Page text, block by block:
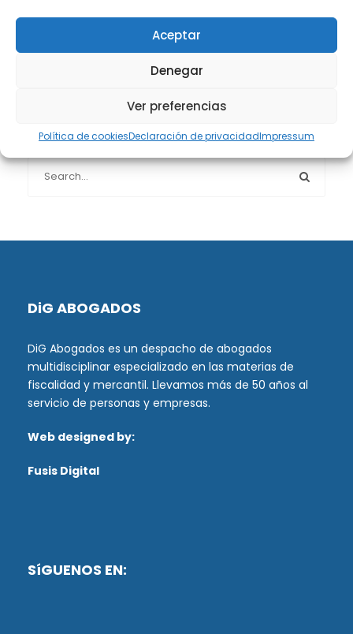
Aceptar
Denegar
Ver preferencias
Política de cookiesDeclaración de privacidadImpressum
Sin categoría(1)
Buscador de artículos
DiG ABOGADOS
DiG Abogados es un despacho de abogados
multidisciplinar especializado en las materias de
fiscalidad y mercantil. Llevamos más de 50 años al
servicio de personas y empresas.
Web designed by:
Fusis Digital
SíGUENOS EN: